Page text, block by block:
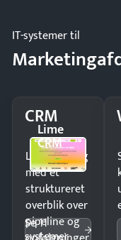
IT-systemer til
CRM
Lime
CRM
Luk flere salg
med et
struktureret
overblik over
pipeline og
Se 11